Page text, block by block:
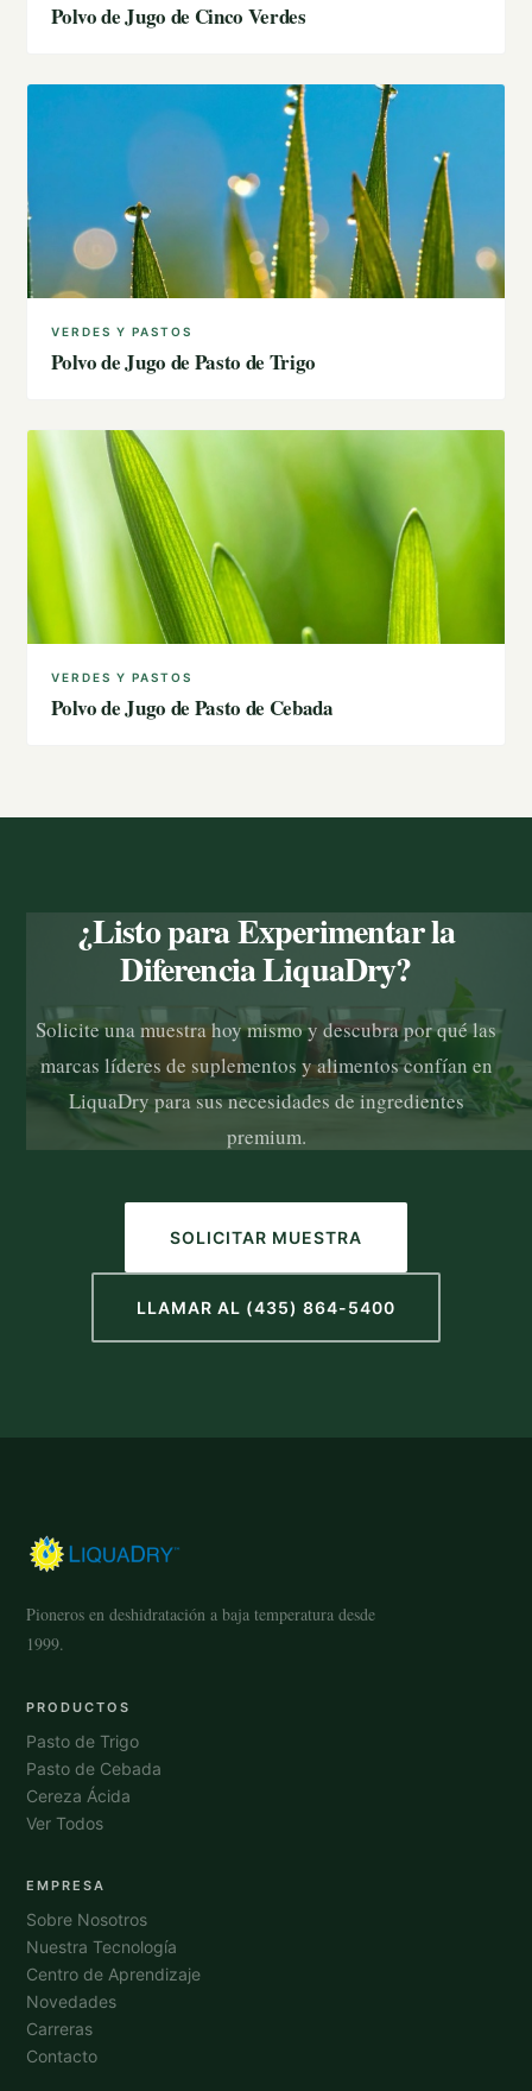
Polvo de Jugo de Cinco Verdes
VERDES Y PASTOS
Polvo de Jugo de Pasto de Trigo
VERDES Y PASTOS
Polvo de Jugo de Pasto de Cebada
¿Listo para Experimentar la
Diferencia LiquaDry?
Solicite una muestra hoy mismo y descubra por qué las
marcas líderes de suplementos y alimentos confían en
LiquaDry para sus necesidades de ingredientes
premium.
SOLICITAR MUESTRA
LLAMAR AL (435) 864-5400
Pioneros en deshidratación a baja temperatura desde
1999.
PRODUCTOS
Pasto de Trigo
Pasto de Cebada
Cereza Ácida
Ver Todos
EMPRESA
Sobre Nosotros
Nuestra Tecnología
Centro de Aprendizaje
Novedades
Carreras
Contacto